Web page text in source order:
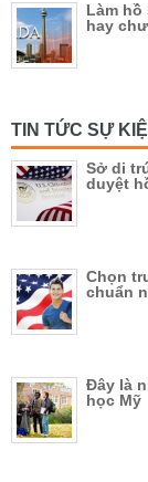
Làm
hay
TIN TỨC SỰ
Sở di
duyệt
Chọn
chuẩn
Đây là
học Mỹ